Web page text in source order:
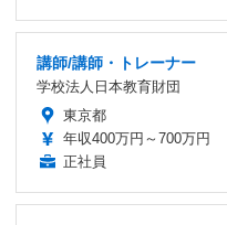
講師/講師・トレーナー
学校法人日本教育財団
東京都
年収400万円～700万円
正社員